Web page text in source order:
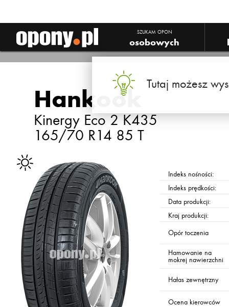
SZUKAM OPON
osobowych
Tutaj możesz
Hankook
Kinergy Eco 2 K435
165/70 R14 85 T
Indeks nośności:
Indeks prędkości:
Data produkcji:
Kraj produkcji:
Opór toczenia
Hamowanie na
mokrej nawierzchni
Hałas zewnętrzny
Ocena kierowców